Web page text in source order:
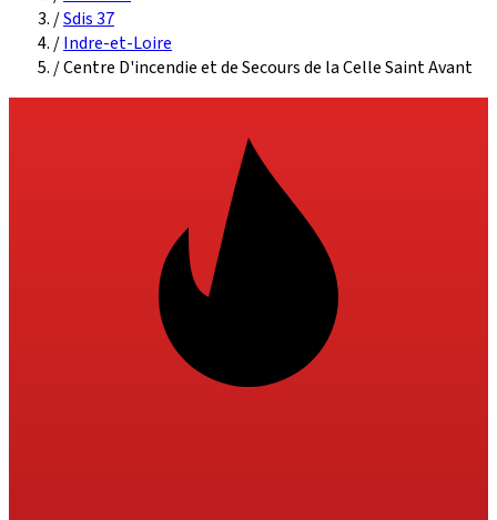
/Sdis 37
/Indre-et-Loire
/Centre D'incendie et de Secours de la Celle Saint Avant